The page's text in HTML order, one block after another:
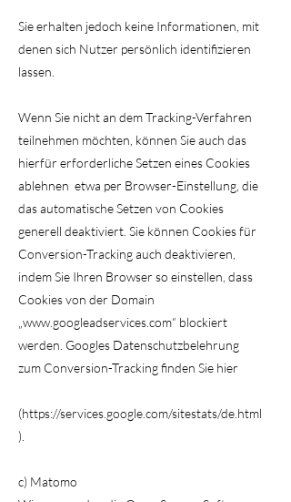
Sie erhalten jedoch keine Informationen, mit
denen sich Nutzer persönlich identifizieren
lassen.
Wenn Sie nicht an dem Tracking-Verfahren
teilnehmen möchten, können Sie auch das
hierfür erforderliche Setzen eines Cookies
ablehnen etwa per Browser-Einstellung, die
das automatische Setzen von Cookies
generell deaktiviert. Sie können Cookies für
Conversion-Tracking auch deaktivieren,
indem Sie Ihren Browser so einstellen, dass
Cookies von der Domain
„www.googleadservices.com“ blockiert
werden. Googles Datenschutzbelehrung
zum Conversion-Tracking finden Sie hier
(https://services.google.com/sitestats/de.html
).
c) Matomo